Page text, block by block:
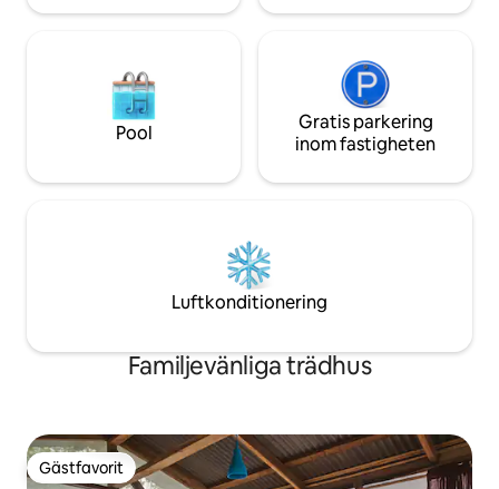
Pool
Gratis parkering
inom fastigheten
Luftkonditionering
Familjevänliga trädhus
Gästfavorit
Gästfavorit